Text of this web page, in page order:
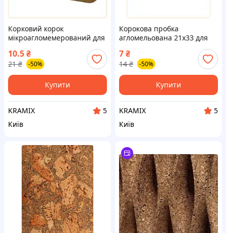
Корковий корок
мікроагломемерований для
покриттів і ізоляції
10.5₴
21 ₴ -50%
Купити
KRAMIX
5
Київ
Корокова пробка
агломельована 21х33 для
звукоізоляції й оздоблення
стін і підлог
7₴
14 ₴ -50%
Купити
KRAMIX
5
Київ